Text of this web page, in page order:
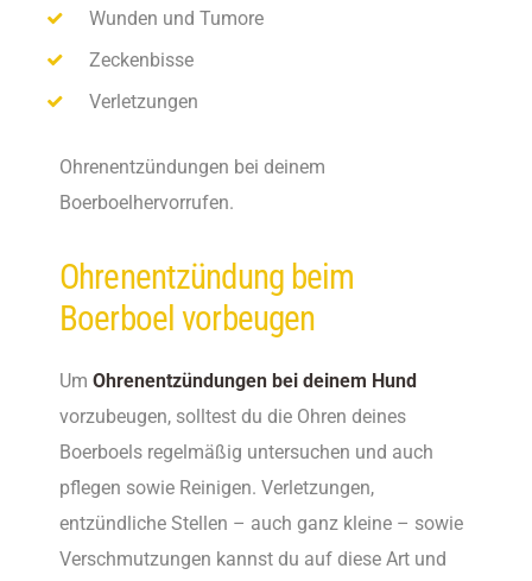
Wunden und Tumore
Zeckenbisse
Verletzungen
Ohrenentzündungen bei deinem
Boerboelhervorrufen.
Ohrenentzündung beim
Boerboel vorbeugen
Um Ohrenentzündungen bei deinem Hund
vorzubeugen, solltest du die Ohren deines
Boerboels regelmäßig untersuchen und auch
pflegen sowie Reinigen. Verletzungen,
entzündliche Stellen – auch ganz kleine – sowie
Verschmutzungen kannst du auf diese Art und